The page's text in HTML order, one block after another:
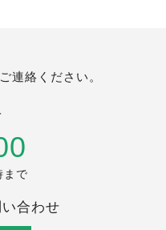
連絡ください。
まで
合わせ